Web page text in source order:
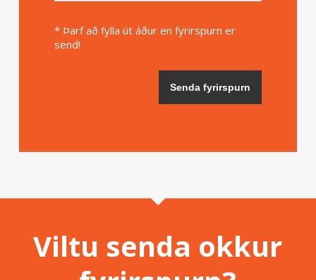
* Þarf að fylla út áður en fyrirspurn er
send!
Viltu senda okkur